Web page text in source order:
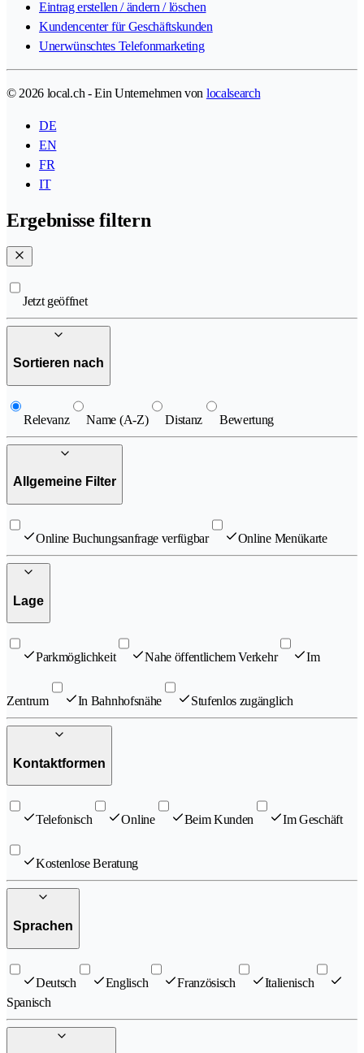
Eintrag erstellen / ändern / löschen
Kundencenter für Geschäftskunden
Unerwünschtes Telefonmarketing
© 2026 local.ch - Ein Unternehmen von localsearch
DE
EN
FR
IT
Ergebnisse filtern
Jetzt geöffnet
Sortieren nach
Relevanz Name (A-Z) Distanz Bewertung
Allgemeine Filter
Online Buchungsanfrage verfügbar Online Menükarte
Lage
Parkmöglichkeit Nahe öffentlichem Verkehr Im
Zentrum In Bahnhofsnähe Stufenlos zugänglich
Kontaktformen
Telefonisch Online Beim Kunden Im Geschäft
Kostenlose Beratung
Sprachen
Deutsch Englisch Französisch
Italienisch
Spanisch